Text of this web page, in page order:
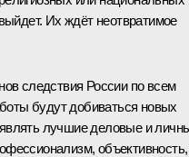
Их ждёт неотвратимое
следствия России по всем
будут добиваться новых
лучшие деловые и
объективность,